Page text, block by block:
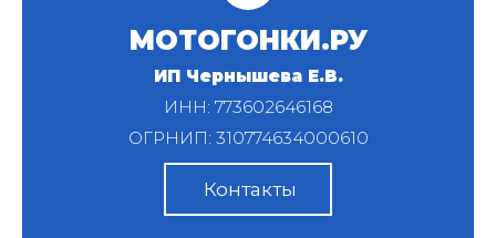
МОТОГОНКИ.РУ
ИП Чернышева Е.В.
ИНН: 773602646168
ОГРНИП: 310774634000610
Контакты